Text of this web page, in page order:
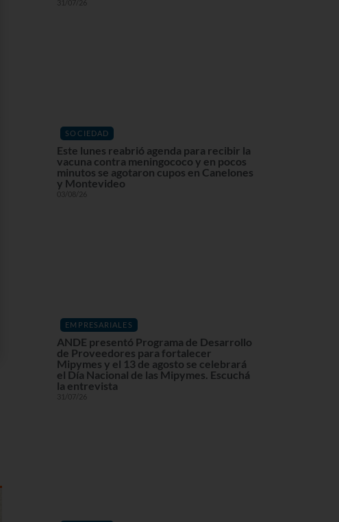
31/07/26
SOCIEDAD
Este lunes reabrió agenda para recibir la
vacuna contra meningococo y en pocos
minutos se agotaron cupos en Canelones
y Montevideo
03/08/26
EMPRESARIALES
ANDE presentó Programa de Desarrollo
de Proveedores para fortalecer
Mipymes y el 13 de agosto se celebrará
el Día Nacional de las Mipymes. Escuchá
la entrevista
31/07/26